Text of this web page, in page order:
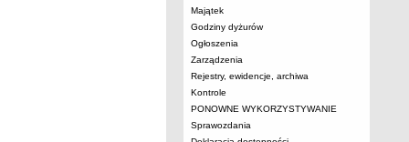
Majątek
Godziny dyżurów
Ogłoszenia
Zarządzenia
Rejestry, ewidencje, archiwa
Kontrole
PONOWNE WYKORZYSTYWANIE
Sprawozdania